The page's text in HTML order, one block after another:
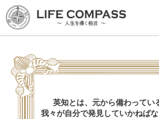
ランキング一覧
人物別格言
英知とは、元から備わってい
我々が自分で発見していかねばな